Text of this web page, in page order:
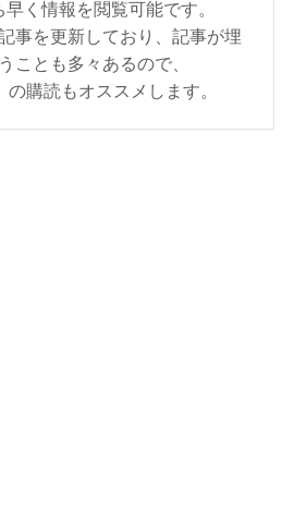
く情報を閲覧可能です。
事を更新しており、記事が埋
ことも多々あるので、
購読もオススメします。